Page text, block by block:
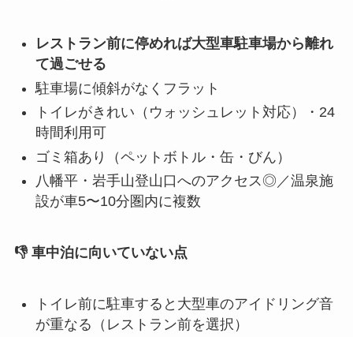
レストラン前に停めれば大型車駐車場から離れ
て過ごせる
駐車場に傾斜がなくフラット
トイレがきれい（ウォッシュレット対応）・24
時間利用可
ゴミ箱あり（ペットボトル・缶・びん）
八幡平・岩手山登山口へのアクセス◎／温泉施
設が車5〜10分圏内に複数
👎 車中泊に向いていない点
トイレ前に駐車すると大型車のアイドリング音
が重なる（レストラン前を選択）